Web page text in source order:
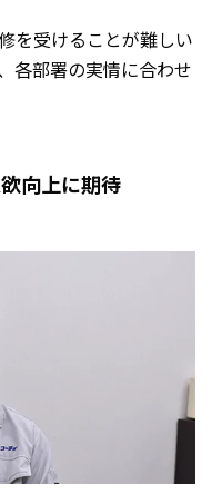
を受けることが難しい
各部署の実情に合わせ
向上に期待